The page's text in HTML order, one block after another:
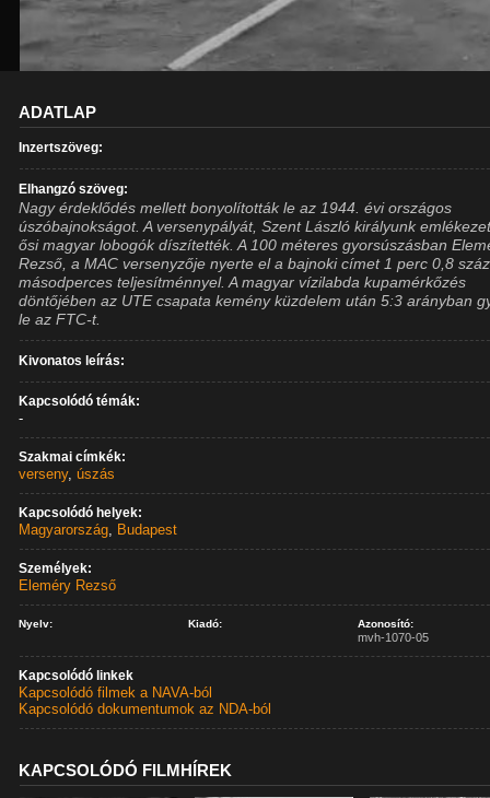
ADATLAP
Inzertszöveg:
Elhangzó szöveg:
Nagy érdeklődés mellett bonyolították le az 1944. évi országos
úszóbajnokságot. A versenypályát, Szent László királyunk
ősi magyar lobogók díszítették. A 100 méteres gyorsúszásban
Rezső, a MAC versenyzője nyerte el a bajnoki címet 1 perc 0,8
másodperces teljesítménnyel. A magyar vízilabda kupamérkőzés
döntőjében az UTE csapata kemény küzdelem után 5:3 arányban
le az FTC-t.
Kivonatos leírás:
Kapcsolódó témák:
-
Szakmai címkék:
verseny,úszás
Kapcsolódó helyek:
Magyarország, Budapest
Személyek:
Eleméry Rezső
Nyelv: Kiadó: Azonosító:
mvh-1070-05
Kapcsolódó linkek
Kapcsolódó filmek a NAVA-ból
Kapcsolódó dokumentumok az NDA-ból
KAPCSOLÓDÓ FILMHÍREK